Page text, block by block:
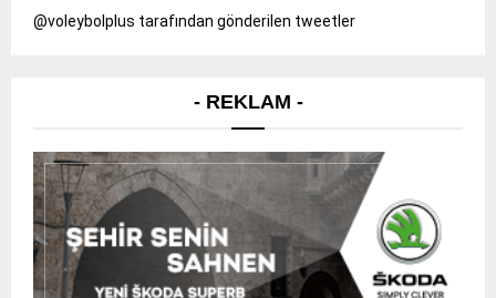
@voleybolplus tarafından gönderilen tweetler
- REKLAM -